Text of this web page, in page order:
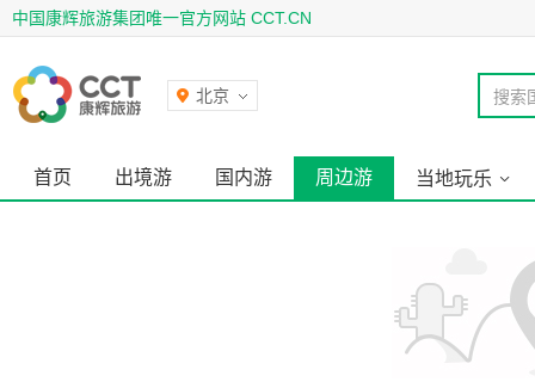
中国康辉旅游集团唯一官方网站 CCT.CN
北京 搜索
首页 出境游 国内游 周边游 当地玩乐